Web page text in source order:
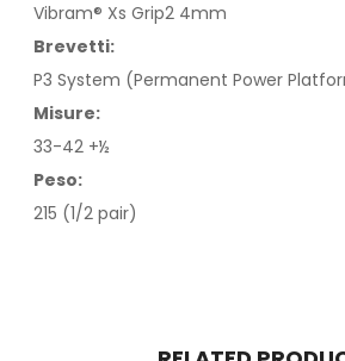
Vibram® Xs Grip2 4mm
Brevetti:
P3 System (Permanent Power
Misure:
33-42 +½
Peso:
215 (1/2 pair)